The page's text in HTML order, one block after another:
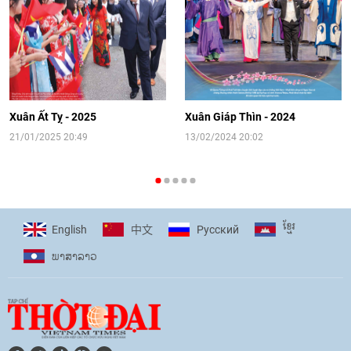
14:41|12/06/2026
[Video] Đối ngoại nhân dân Thủ đô
hướng tới kết nối hiệu quả nguồn lực
người Việt Nam ở nước ngoài
16:58|10/06/2026
phó với biến đổi khí hậu
17:07|09/06/2026
[Video] Lào dành ưu tiên hàng đầu cho
quan hệ với Việt Nam
Xuân Ất Tỵ - 2025
21/01/2025 20:49
Xuân Giáp Thìn - 2024
13/02/2024 20:02
English 中文 Pусский ខ្មែរ
ພາ​ສາ​ລາວ